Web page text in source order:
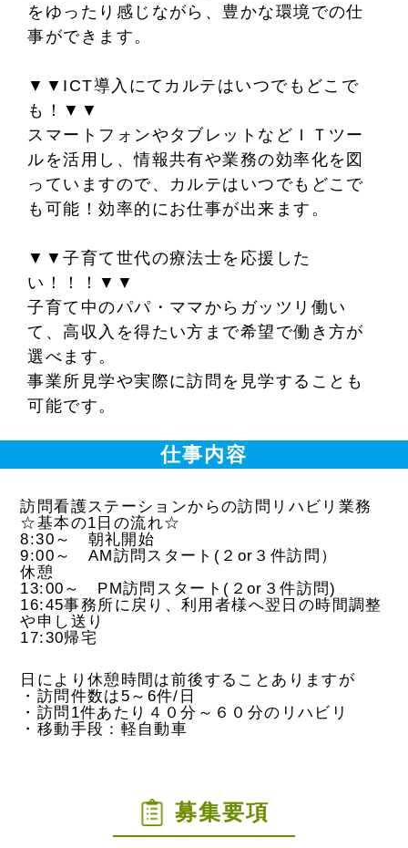
をゆったり感じながら、豊かな環境での仕
事ができます。
▼▼ICT導入にてカルテはいつでもどこで
も！▼▼
スマートフォンやタブレットなどＩＴツー
ルを活用し、情報共有や業務の効率化を図
っていますので、カルテはいつでもどこで
も可能！効率的にお仕事が出来ます。
▼▼子育て世代の療法士を応援した
い！！！▼▼
子育て中のパパ・ママからガッツリ働い
て、高収入を得たい方まで希望で働き方が
選べます。
事業所見学や実際に訪問を見学することも
可能です。
仕事内容
訪問看護ステーションからの訪問リハビリ業務
☆基本の1 日の流れ☆
8:30 ～ 朝礼開始
9:00 ～ AM訪問スタート ( ２ or ３件訪問）
休憩
13:00 ～ PM訪問スタート ( ２or ３件訪問)
16:45事務所に戻り、利用者様へ翌日の時間調整
や申し送り
17:30帰宅
日により休憩時間は前後することありますが
・訪問件数は 5 ～ 6件/ 日
・訪問 1件あたり４０分～６０分のリハビリ
・移動手段：軽自動車
募集要項